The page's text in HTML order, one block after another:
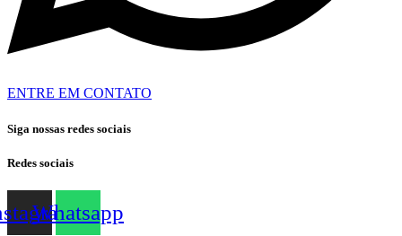
ENTRE EM CONTATO
Siga nossas redes sociais
Redes sociais
Whatsapp